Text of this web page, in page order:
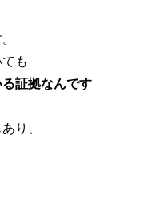
も
証拠なんです
り、